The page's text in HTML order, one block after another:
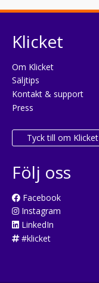
Klicket
Om Klicket
Säljtips
Kontakt & support
Press
Tyck till om Klicket
Följ oss
Facebook
Instagram
LinkedIn
#klicket